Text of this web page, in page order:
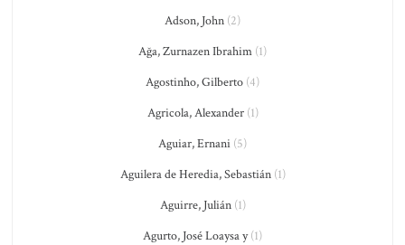
Adson, John (2)
Ağa, Zurnazen Ibrahim (1)
Agostinho, Gilberto (4)
Agricola, Alexander(1)
Aguiar, Ernani (5)
Aguilera de Heredia, Sebastián(1)
Aguirre, Julián(1)
Agurto, José Loaysa y(1)